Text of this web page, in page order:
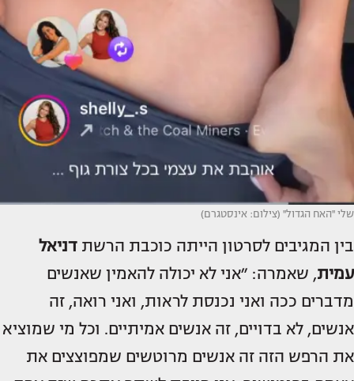
שלי ''האח הגדול'' (צילום: אינסטגרם)
בין המגיבים לסרטון הייתה כוכבת הרשת דניאל
עמית, שאמרה: ״אני לא יכולה להאמין שאנשים
מדברים ככה ואני נכנסת לראות, ואני רואה, זה
אנשים, לא בדויים, זה אנשים אמיתיים. וכל מי שמוציא
את הרפש הזה זה אנשים מרוטשים שמפוצצים את